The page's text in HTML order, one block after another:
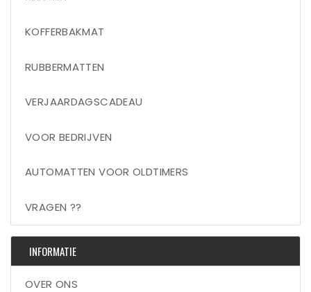
KOFFERBAKMAT
RUBBERMATTEN
VERJAARDAGSCADEAU
VOOR BEDRIJVEN
AUTOMATTEN VOOR OLDTIMERS
VRAGEN ??
INFORMATIE
OVER ONS